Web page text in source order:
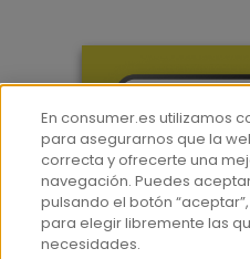
Corpus
En consumer.es utilizamos
para asegurarnos que la
correcta y ofrecerte una
navegación. Puedes
pulsando el botón
para elegir libremente las
necesidades.